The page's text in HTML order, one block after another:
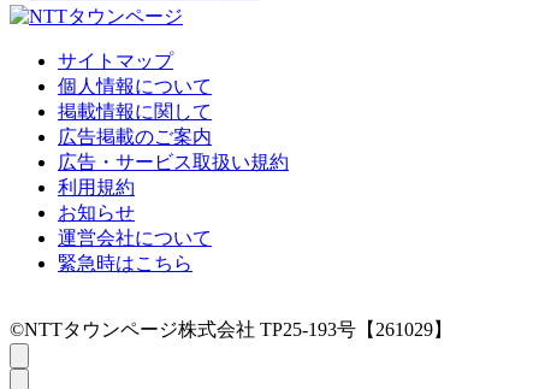
サイトマップ
個人情報について
掲載情報に関して
広告掲載のご案内
広告・サービス取扱い規約
利用規約
お知らせ
運営会社について
緊急時はこちら
©NTTタウンページ株式会社 TP25-193号【261029】